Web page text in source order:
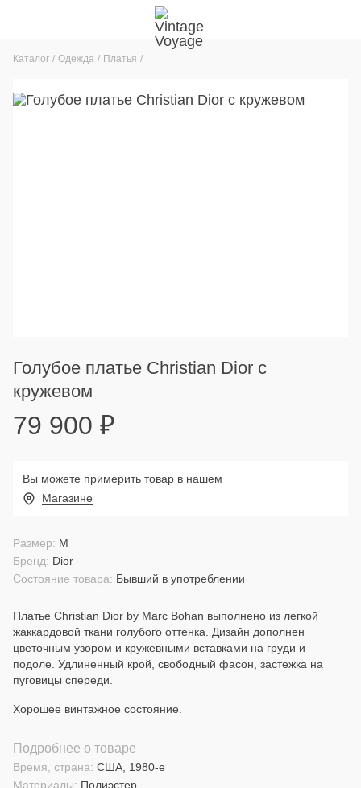
Каталог Одежда Платья
Голубое платье Christian Dior с
кружевом
79 900 ₽
Вы можете примерить товар в нашем
Магазине
Состояние товара: Бывший в употреблении
Бренд: Dior
Размер: M
Платье Christian Dior by Marc Bohan выполнено из легкой
жаккардовой ткани голубого оттенка. Дизайн дополнен
цветочным узором и кружевными вставками на груди и
подоле. Удлиненный крой, свободный фасон, застежка на
пуговицы спереди.
Хорошее винтажное состояние.
Подробнее о товаре
Материалы: Полиэстер
Время, страна: США, 1980-е